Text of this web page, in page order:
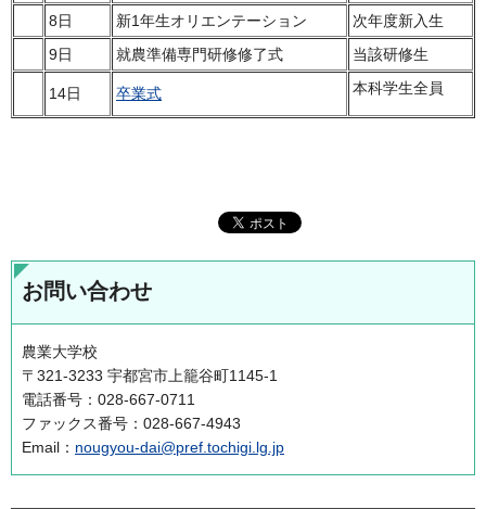
8日
新1年生オリエンテーション
次年度新入生
9日
就農準備専門研修修了式 当該研修生
14日 卒業式 本科学生全員
お問い合わせ
農業大学校
〒321-3233 宇都宮市上籠谷町1145-1
電話番号：028-667-0711
ファックス番号：028-667-4943
Email： nougyou-dai@pref.tochigi.lg.jp